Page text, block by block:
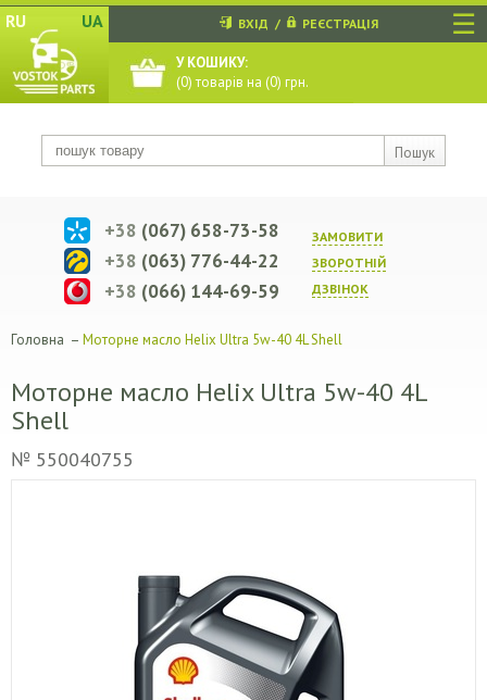
☰
RU UA
Пошук
ВХІД / РЕЄСТРАЦІЯ
У КОШИКУ:
(0) товарів на (0) грн.
ЗАМОВИТИ
ЗВОРОТНIЙ
ДЗВIНОК
+38 (067) 658-73-58
+38 (063) 776-44-22
+38 (066) 144-69-59
Головна – Моторне масло Helix Ultra 5w-40 4L Shell
Моторне масло Helix Ultra 5w-40 4L
Shell
№ 550040755